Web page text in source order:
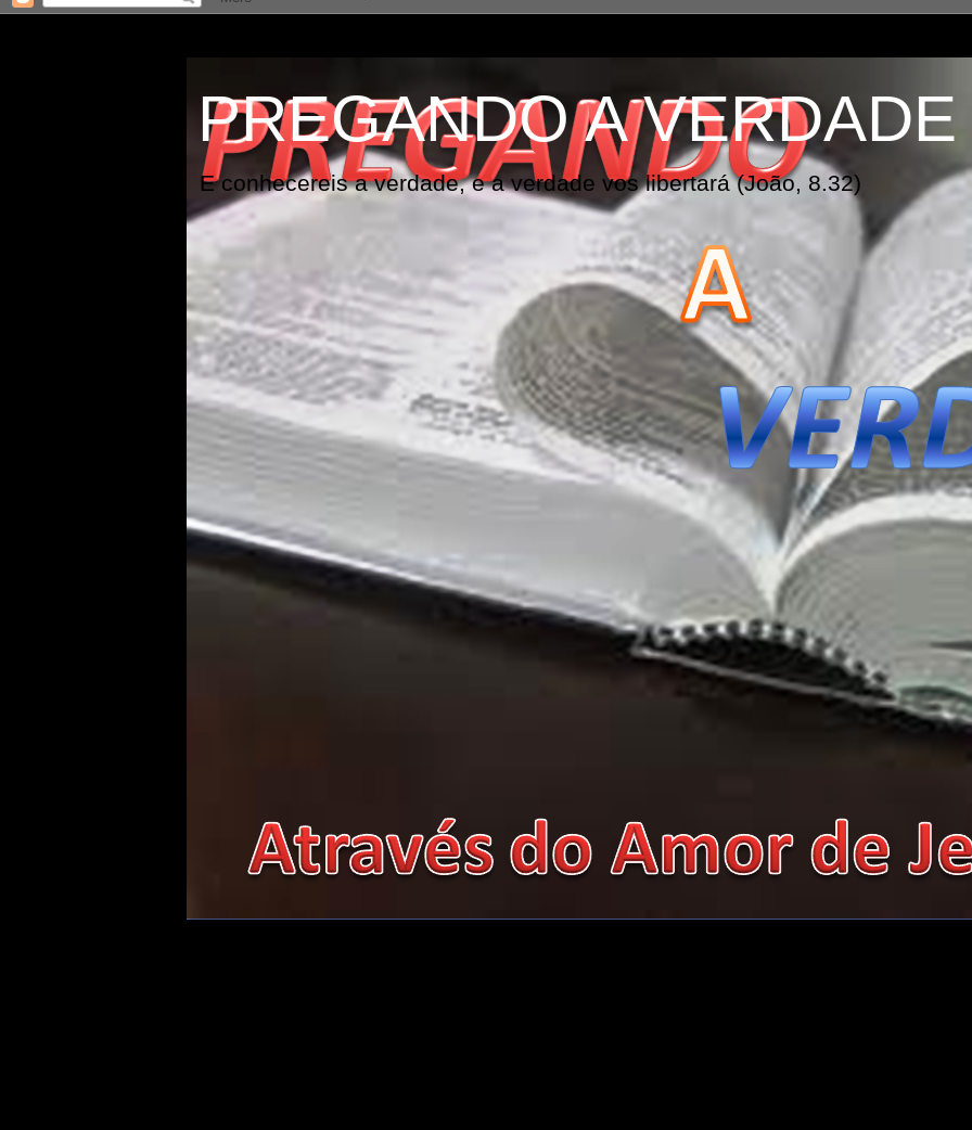
PREGANDO A VERDADE
E conhecereis a verdade, e a verdade vos libertará (João, 8.32)